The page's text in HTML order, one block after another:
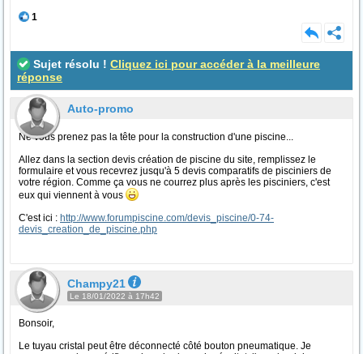
1
Sujet résolu ! Cliquez ici pour accéder à la meilleure
réponse
Auto-promo
Ne vous prenez pas la tête pour la construction d'une piscine...
Allez dans la section devis création de piscine du site, remplissez le
formulaire et vous recevrez jusqu'à 5 devis comparatifs de pisciniers de
votre région. Comme ça vous ne courrez plus après les pisciniers, c'est
eux qui viennent à vous
C'est ici : http://www.forumpiscine.com/devis_piscine/0-74-
devis_creation_de_piscine.php
Champy21
Le 18/01/2022 à 17h42
Bonsoir,
Le tuyau cristal peut être déconnecté côté bouton pneumatique. Je